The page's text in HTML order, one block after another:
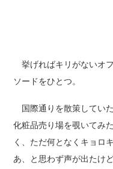
挙げればキリがないオ
ソードをひとつ。
国際通りを散策してい
化粧品売り場を覗いてみ
く、ただ何となくキョロ
あ、と思わず声が出たけ